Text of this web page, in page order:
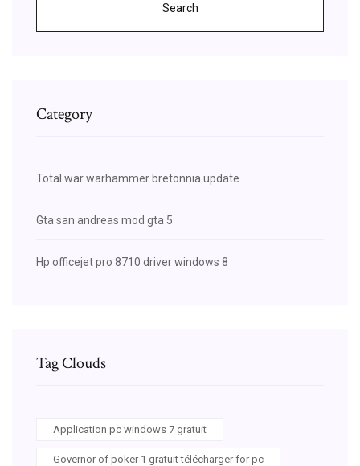
Search
Category
Total war warhammer bretonnia update
Gta san andreas mod gta 5
Hp officejet pro 8710 driver windows 8
Tag Clouds
Application pc windows 7 gratuit
Governor of poker 1 gratuit télécharger for pc